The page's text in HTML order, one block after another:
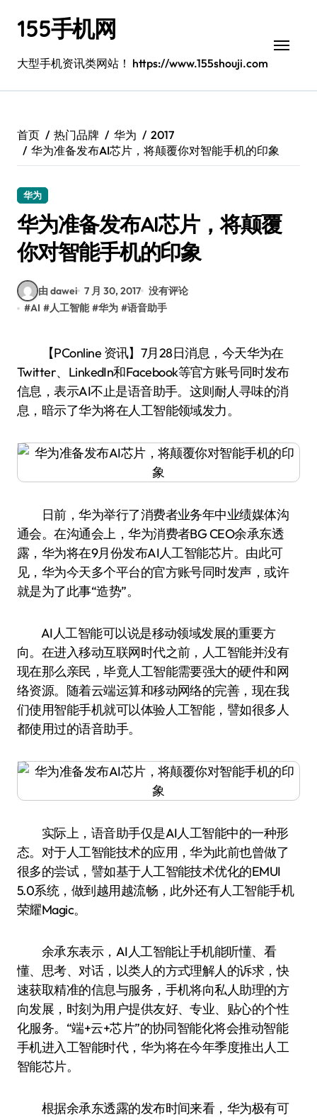
155手机网
大型手机资讯类网站！ https://www.155shouji.com
首页 热门品牌 华为
2017
华为准备发布AI芯片，将颠覆你对智能手机的印象
华为
华为准备发布AI芯片，将颠覆
你对智能手机的印象
由 dawei 7 月 30, 2017 没有评论
#AI #人工智能 #华为 #语音助手
【PConline 资讯】7月28日消息，今天华为在
Twitter、LinkedIn和Facebook等官方账号同时发布
信息，表示AI不止是语音助手。这则耐人寻味的消
息，暗示了华为将在人工智能领域发力。
日前，华为举行了消费者业务年中业绩媒体沟
通会。在沟通会上，华为消费者BG CEO余承东透
露，华为将在9月份发布AI人工智能芯片。由此可
见，华为今天多个平台的官方账号同时发声，或许
就是为了此事“造势”。
AI人工智能可以说是移动领域发展的重要方
向。在进入移动互联网时代之前，人工智能并没有
现在那么亲民，毕竟人工智能需要强大的硬件和网
络资源。随着云端运算和移动网络的完善，现在我
们使用智能手机就可以体验人工智能，譬如很多人
都使用过的语音助手。
实际上，语音助手仅是AI人工智能中的一种形
态。对于人工智能技术的应用，华为此前也曾做了
很多的尝试，譬如基于人工智能技术优化的EMUI
5.0系统，做到越用越流畅，此外还有人工智能手机
荣耀Magic。
余承东表示，AI人工智能让手机能听懂、看
懂、思考、对话，以类人的方式理解人的诉求，快
速获取精准的信息与服务，手机将向私人助理的方
向发展，时刻为用户提供友好、专业、贴心的个性
化服务。“端+云+芯片”的协同智能化将会推动智能
手机进入工智能时代，华为将在今年季度推出人工
智能芯片。
根据余承东透露的发布时间来看，华为极有可